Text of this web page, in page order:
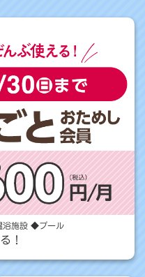
施設 ◆プール
！